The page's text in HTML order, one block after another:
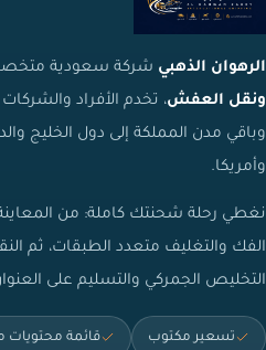
الرهوان الذهبي شركة سعودية
ونقل العفش، تخدم الأفراد
وباقي مدن المملكة إلى دول الخليج
وأمريكا.
نغطي رحلة شحنتك كاملة: من المعاينة
الفك والتغليف متعدد الطبقات، ثم
التخليص الجمركي والتسليم على
تسعير مكتوب قائمة محتويات